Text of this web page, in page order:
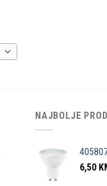
NAJBOLJE
6,50